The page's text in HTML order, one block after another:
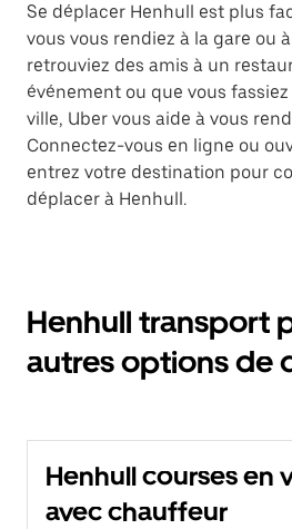
Se déplacer Henhull est plus
vous vous rendiez à la gare ou
retrouviez des amis à un
événement ou que vous
ville, Uber vous aide à vous
Connectez-vous en ligne ou
entrez votre destination pour
déplacer à Henhull.
Henhull transport
autres options de
Henhull courses en
avec chauffeur